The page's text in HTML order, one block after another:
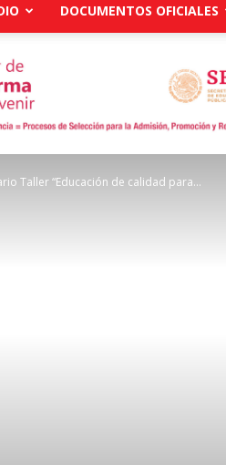
DOCUMENTOS OFICIALES
Taller “Educación de calidad para...